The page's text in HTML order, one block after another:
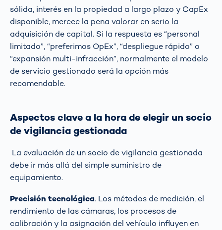
sólida, interés en la propiedad a largo plazo y CapEx
disponible, merece la pena valorar en serio la
adquisición de capital. Si la respuesta es “personal
limitado”, “preferimos OpEx”, “despliegue rápido” o
“expansión multi-infracción”, normalmente el modelo
de servicio gestionado será la opción más
recomendable.
Aspectos clave a la hora de elegir un socio
de vigilancia gestionada
La evaluación de un socio de vigilancia gestionada
debe ir más allá del simple suministro de
equipamiento.
Precisión tecnológica. Los métodos de medición, el
rendimiento de las cámaras, los procesos de
calibración y la asignación del vehículo influyen en